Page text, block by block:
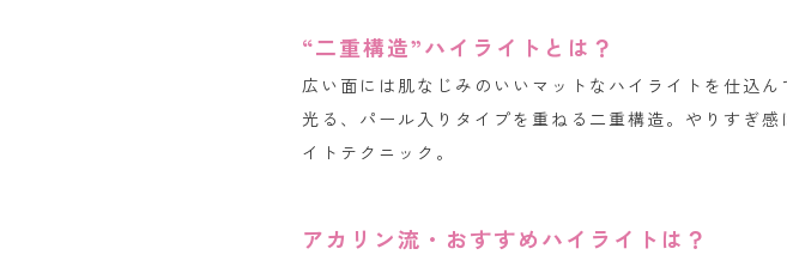
“二重構造”ハイライトとは？
広い面には肌なじみのいいマットなハイライトを仕込
光る、パール入りタイプを重ねる二重構造。やりすぎ
イトテクニック。
アカリン流・おすすめハイライトは？